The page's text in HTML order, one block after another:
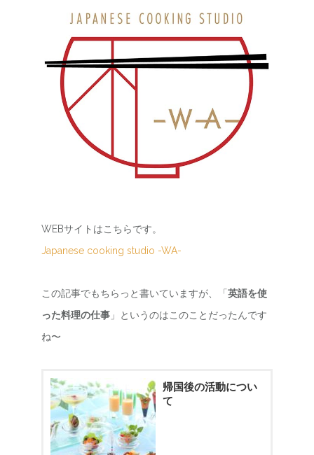
WEBサイトはこちらです。
Japanese cooking studio -WA-
この記事でもちらっと書いていますが、「 英語を使
った料理の仕事 」というのはこのことだったんです
ね〜
帰国後の活動につい
て